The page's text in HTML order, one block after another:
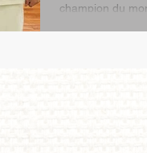
champion du